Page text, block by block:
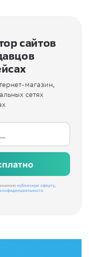
сайтов
магазин,
сетях
публичную оферту